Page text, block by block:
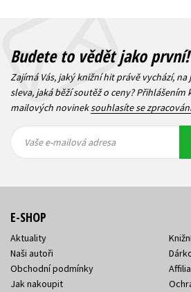
Budete to vědět jako první!
Zajímá Vás, jaký knižní hit právě vychází,
sleva, jaká běží soutěž o ceny? Přihlášením
mailových novineksouhlasíte se
mailová
mailová
Vaše e-mailová adresa
E-SHOP
Aktuality
Naši autoři
Obchodní podmínky
Jak nakoupit